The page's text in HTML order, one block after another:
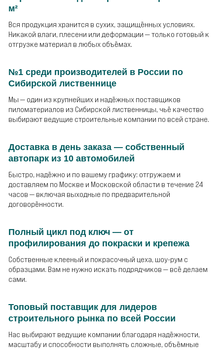
м²
Вся продукция хранится в сухих, защищённых условиях.
Никакой влаги, плесени или деформации — только готовый к
отгрузке материал в любых объёмах.
№1 среди производителей в России по
Сибирской лиственнице
Мы — один из крупнейших и надёжных поставщиков
пиломатериалов из Сибирской лиственницы, чьё качество
выбирают ведущие строительные компании по всей стране.
Доставка в день заказа — собственный
автопарк из 10 автомобилей
Быстро, надёжно и по вашему графику: отгружаем и
доставляем по Москве и Московской области в течение 24
часов — включая выходные по предварительной
договорённости.
Полный цикл под ключ — от
профилирования до покраски и крепежа
Собственные клееный и покрасочный цеха, шоу-рум с
образцами. Вам не нужно искать подрядчиков — всё делаем
сами.
Топовый поставщик для лидеров
строительного рынка по всей России
Нас выбирают ведущие компании благодаря надёжности,
масштабу и способности выполнять сложные, объёмные